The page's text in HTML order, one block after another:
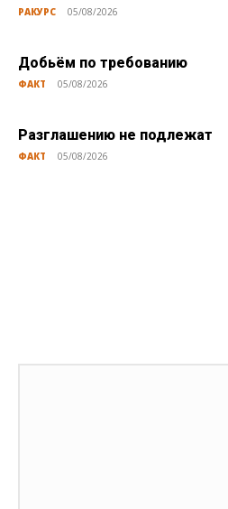
РАКУРС 05/08/2026
Добьём по требованию
ФАКТ 05/08/2026
Разглашению не подлежат
ФАКТ 05/08/2026